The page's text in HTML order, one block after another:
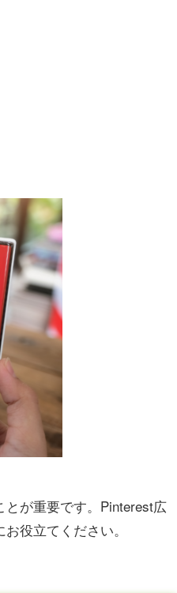
が重要です。Pinterest広
役立てください。